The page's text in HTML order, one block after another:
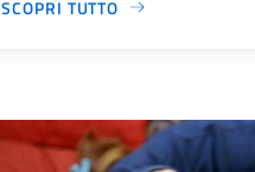
SCOPRI TUTTO